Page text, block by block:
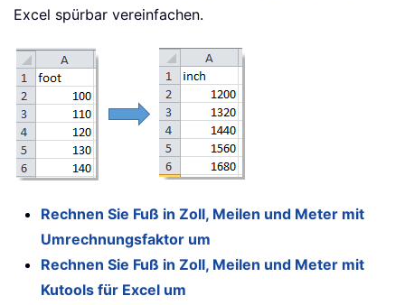
Excel spürbar vereinfachen.
Rechnen Sie Fuß in Zoll, Meilen und Meter mit
Umrechnungsfaktor um
Rechnen Sie Fuß in Zoll, Meilen und Meter mit
Kutools für Excel um